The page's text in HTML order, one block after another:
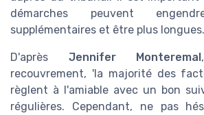
démarches peuvent
supplémentaires et être plus longues.
D'après Jennifer Monteremal
recouvrement, 'la majorité des
règlent à l'amiable avec un bon
régulières. Cependant, ne pas